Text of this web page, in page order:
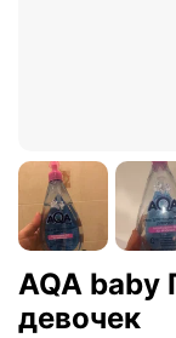
AQA baby
девочек